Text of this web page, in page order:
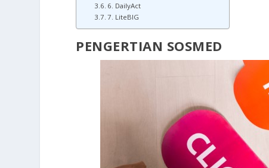
6. DailyAct
7. LiteBIG
PENGERTIAN SOSMED